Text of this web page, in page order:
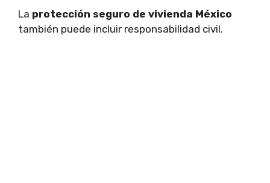
La protección seguro de vivienda México
también puede incluir responsabilidad civil.